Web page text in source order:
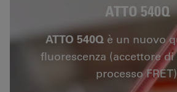
ATTO 540Q
ATTO 540Qè un nuovo
fluorescenza (accettore
processo